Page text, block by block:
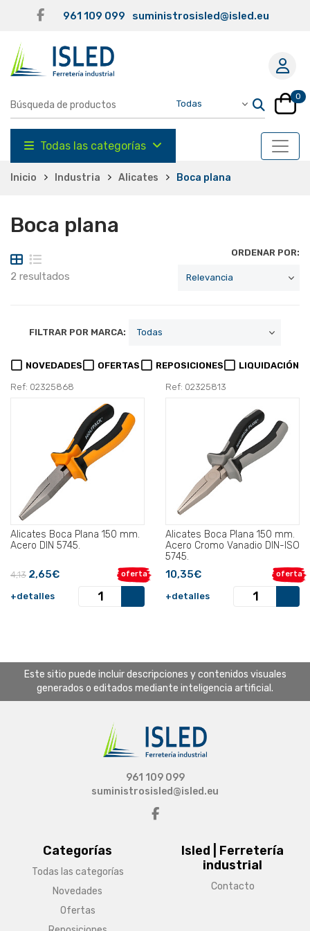
961 109 099 suministrosisled@isled.eu
0
Todas las categorías
Inicio Industria Alicates Boca plana
Boca plana
2 resultados
ORDENAR POR:
FILTRAR POR MARCA:
NOVEDADES OFERTAS REPOSICIONES LIQUIDACIÓN
Ref: 02325868
Alicates Boca Plana 150 mm.
Acero DIN 5745.
oferta
4,13 2,65€
+detalles
Ref: 02325813
Alicates Boca Plana 150 mm.
Acero Cromo Vanadio DIN-ISO
5745.
oferta
10,35€
+detalles
Este sitio puede incluir descripciones y contenidos visuales
generados o editados mediante inteligencia artificial.
Categorías
Todas las categorías
Novedades
Ofertas
Isled | Ferretería
industrial
Contacto
961 109 099
suministrosisled@isled.eu